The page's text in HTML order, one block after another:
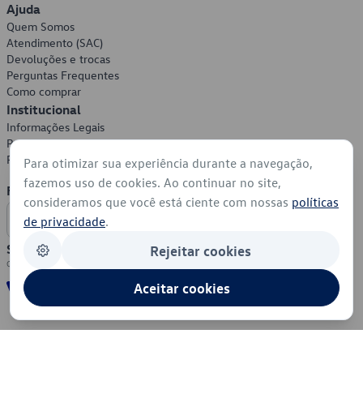
Ajuda
Quem Somos
Atendimento (SAC)
Devoluções e trocas
Perguntas Frequentes
Como comprar
Institucional
Informações Legais
Política de Privacidade
Política de Cookies
Formas de Pagamento
Segurança
Para otimizar sua experiência durante a navegação,
fazemos uso de cookies. Ao continuar no site,
consideramos que você está ciente com nossas políticas
de privacidade.
Rejeitar cookies
Aceitar cookies